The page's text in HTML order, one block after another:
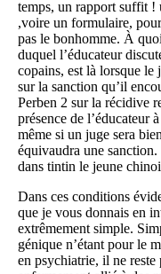
temps, un rapport suffit !
,voire un formulaire,
pas le bonhomme. À
duquel l’éducateur
copains, est là lorsque le
sur la sanction qu’il
Perben 2 sur la récidive
présence de l’éducateur
même si un juge sera
équivaudra une
dans tintin le jeune
Dans ces conditions
que je vous donnais en
extrêmement simple.
génique n’étant pour le
en psychiatrie, il ne reste